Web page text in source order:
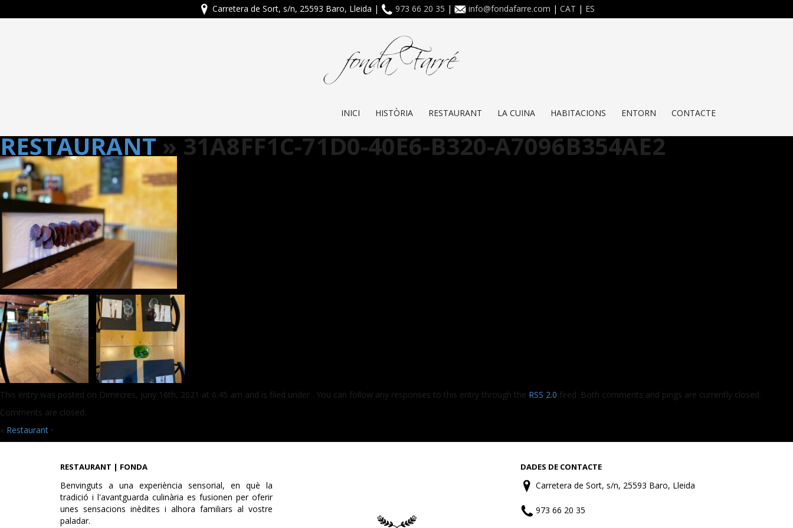
Carretera de Sort, s/n, 25593 Baro, Lleida | 973 66 20 35 | info@fondafarre.com | CAT | ES
INICI HISTÒRIA RESTAURANT LA CUINA HABITACIONS ENTORN CONTACTE
RESTAURANT» 31A8FF1C-71D0-40E6-B320-A7096B354AE2
•
This entry was posted on Dimecres, juny 16th, 2021 at 6:45 am and is filed under . You can follow any responses to this entry through the RSS 2.0 feed. Both comments and pings are currently closed.
Comments are closed.
« Restaurant •
RESTAURANT | FONDA
Benvinguts a una experiència sensorial, en què la
tradició i l'avantguarda culinària es fusionen per oferir
unes sensacions inèdites i alhora familiars al vostre
paladar.
DADES DE CONTACTE
Carretera de Sort, s/n, 25593 Baro, Lleida
973 66 20 35